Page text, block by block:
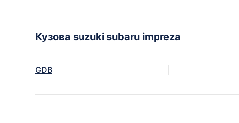
Кузова suzuki subaru impreza
GDB